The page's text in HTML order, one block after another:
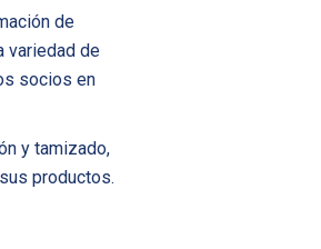
de
variedad de
socios en
y tamizado,
productos.